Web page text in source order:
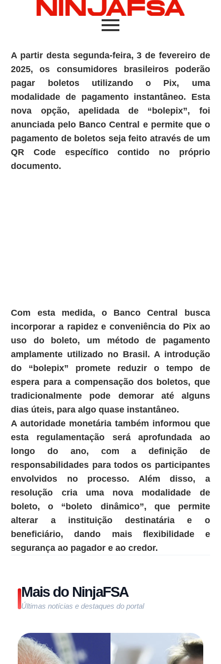
A partir desta segunda-feira, 3 de fevereiro de
2025, os consumidores brasileiros poderão
pagar boletos utilizando o Pix, uma
modalidade de pagamento instantâneo. Esta
nova opção, apelidada de “bolepix”, foi
anunciada pelo Banco Central e permite que o
pagamento de boletos seja feito através de um
QR Code específico contido no próprio
documento.
Com esta medida, o Banco Central busca
incorporar a rapidez e conveniência do Pix ao
uso do boleto, um método de pagamento
amplamente utilizado no Brasil. A introdução
do “bolepix” promete reduzir o tempo de
espera para a compensação dos boletos, que
tradicionalmente pode demorar até alguns
dias úteis, para algo quase instantâneo.
A autoridade monetária também informou que
esta regulamentação será aprofundada ao
longo do ano, com a definição de
responsabilidades para todos os participantes
envolvidos no processo. Além disso, a
resolução cria uma nova modalidade de
boleto, o “boleto dinâmico”, que permite
alterar a instituição destinatária e o
beneficiário, dando mais flexibilidade e
segurança ao pagador e ao credor.
Mais do NinjaFSA
Últimas notícias e destaques do portal